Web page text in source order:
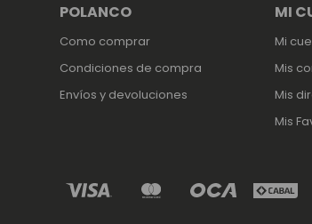
POLANCO
Como comprar
Condiciones de compra
Envíos y devoluciones
MI
Mi
Mis
Mis
Mis